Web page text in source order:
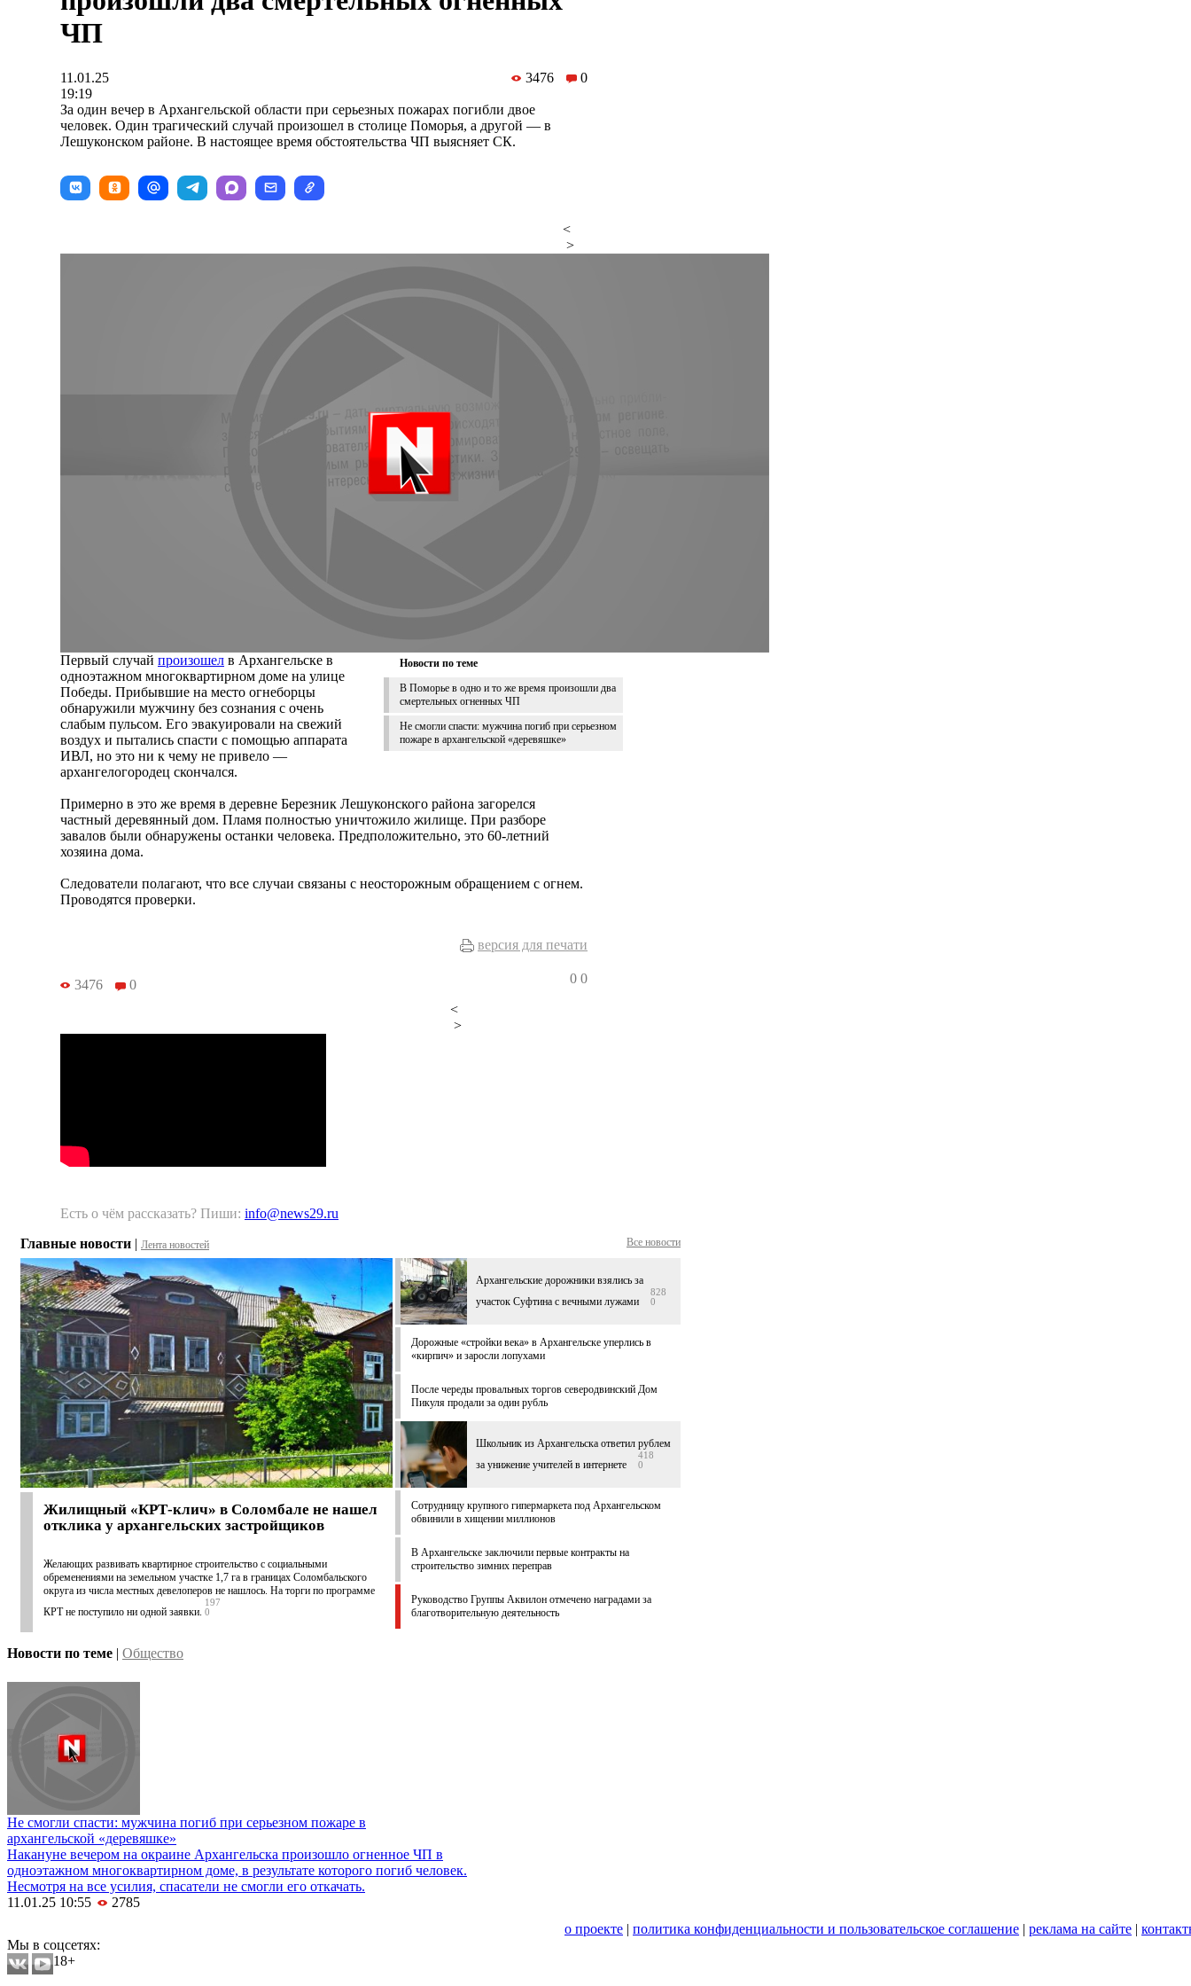
ЧП
11.01.25
19:19
3476 0
За один вечер в Архангельской области при серьезных пожарах погибли двое
человек. Один трагический случай произошел в столице Поморья, а другой — в
Лешуконском районе. В настоящее время обстоятельства ЧП выясняет СК.
<
>
Новости по теме
В Поморье в одно и то же время произошли два
смертельных огненных ЧП
Не смогли спасти: мужчина погиб при серьезном
пожаре в архангельской «деревяшке»
Первый случай произошел в Архангельске в
одноэтажном многоквартирном доме на улице
Победы. Прибывшие на место огнеборцы
обнаружили мужчину без сознания с очень
слабым пульсом. Его эвакуировали на свежий
воздух и пытались спасти с помощью аппарата
ИВЛ, но это ни к чему не привело —
архангелогородец скончался.
Примерно в это же время в деревне Березник Лешуконского района загорелся
частный деревянный дом. Пламя полностью уничтожило жилище. При разборе
завалов были обнаружены останки человека. Предположительно, это 60-летний
хозяина дома.
Следователи полагают, что все случаи связаны с неосторожным обращением с огнем.
Проводятся проверки.
версия для печати
3476 0 0 0
<
>
Есть о чём рассказать? Пиши: info@news29.ru
Главные новости | Лента новостей Все новости
Жилищный «КРТ-клич» в Соломбале не нашел
отклика у архангельских застройщиков
Желающих развивать квартирное строительство с социальными
обременениями на земельном участке 1,7 га в границах Соломбальского
округа из числа местных девелоперов не нашлось. На торги по программе
КРТ не поступило ни одной заявки.
197
0
Архангельские дорожники взялись за
участок Суфтина с вечными лужами
828
0
Дорожные «стройки века» в Архангельске уперлись в
«кирпич» и заросли лопухами
После череды провальных торгов северодвинский Дом
Пикуля продали за один рубль
Школьник из Архангельска ответил рублем
за унижение учителей в интернете
418
0
Сотрудницу крупного гипермаркета под Архангельском
обвинили в хищении миллионов
В Архангельске заключили первые контракты на
строительство зимних переправ
Руководство Группы Аквилон отмечено наградами за
благотворительную деятельность
Новости по теме | Общество
Не смогли спасти: мужчина погиб при серьезном пожаре в
архангельской «деревяшке»
Накануне вечером на окраине Архангельска произошло огненное ЧП в
одноэтажном многоквартирном доме, в результате которого погиб человек.
Несмотря на все усилия, спасатели не смогли его откачать.
11.01.25 10:55
2785
о проекте | политика конфиденциальности и пользовательское соглашение | реклама на сайте |
Мы в соцсетях:
18+